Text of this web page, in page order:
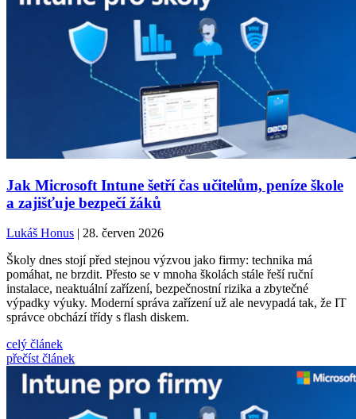
Jak Microsoft Intune šetří čas učitelům, peníze škole
a zajišťuje bezpečí žáků
Lukáš Honus | 28. červen 2026
Školy dnes stojí před stejnou výzvou jako firmy: technika má
pomáhat, ne brzdit. Přesto se v mnoha školách stále řeší ruční
instalace, neaktuální zařízení, bezpečnostní rizika a zbytečné
výpadky výuky. Moderní správa zařízení už ale nevypadá tak, že IT
správce obchází třídy s flash diskem.
celý článek
přečíst článek